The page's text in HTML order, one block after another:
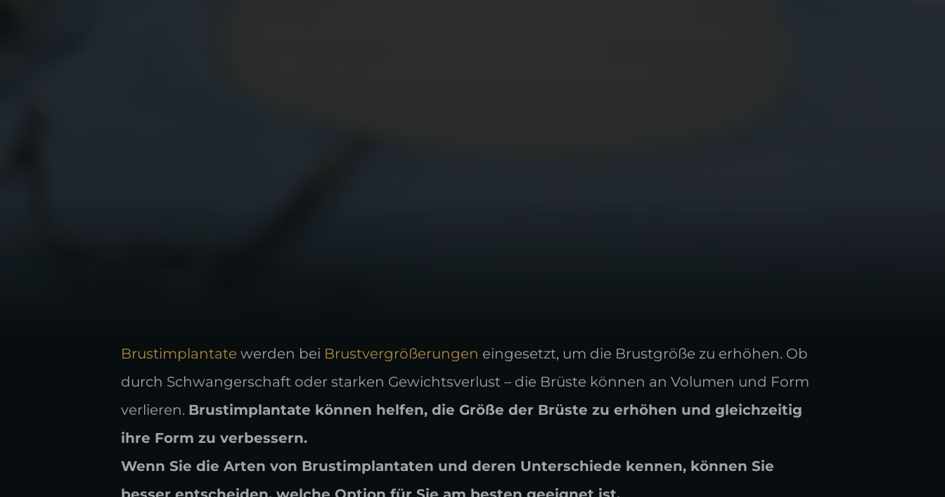
Brustimplantate werden bei Brustvergrößerungen eingesetzt, um die Brustgröße zu erhöhen. Ob
durch Schwangerschaft oder starken Gewichtsverlust – die Brüste können an Volumen und Form
verlieren. Brustimplantate können helfen, die Größe der Brüste zu erhöhen und gleichzeitig
ihre Form zu verbessern.
Wenn Sie die Arten von Brustimplantaten und deren Unterschiede kennen, können Sie